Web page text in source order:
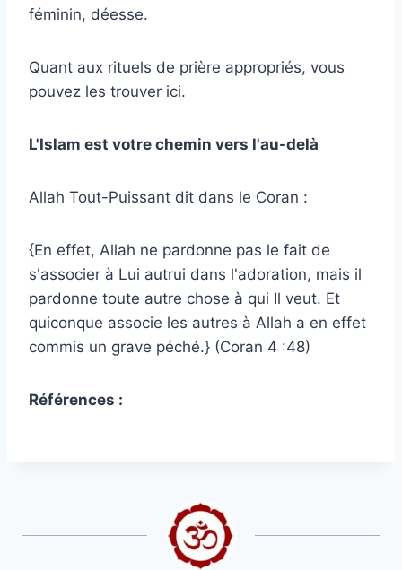
féminin, déesse.
Quant aux rituels de prière appropriés, vous
pouvez les trouver ici.
L'Islam est votre chemin vers l'au-delà
Allah Tout-Puissant dit dans le Coran :
{En effet, Allah ne pardonne pas le fait de
s'associer à Lui autrui dans l'adoration, mais il
pardonne toute autre chose à qui Il veut. Et
quiconque associe les autres à Allah a en effet
commis un grave péché.} (Coran 4 :48)
Références :